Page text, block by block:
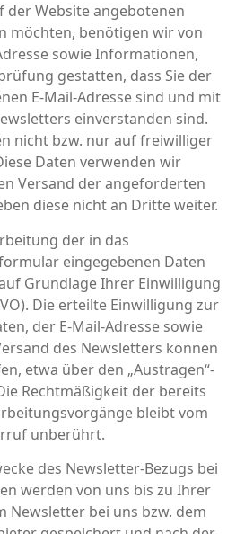
der Website angebotenen
möchten, benötigen wir von
sowie Informationen,
gestatten, dass Sie der
E-Mail-Adresse sind und mit
einverstanden sind.
nicht bzw. nur auf freiwilliger
Daten verwenden wir
Versand der angeforderten
diese nicht an Dritte weiter.
der in das
eingegebenen Daten
Grundlage Ihrer Einwilligung
Die erteilte Einwilligung zur
der E-Mail-Adresse sowie
des Newsletters können
etwa über den „Austragen“-
Rechtmäßigkeit der bereits
bleibt vom
unberührt.
des Newsletter-Bezugs bei
werden von uns bis zu Ihrer
Newsletter bei uns bzw. dem